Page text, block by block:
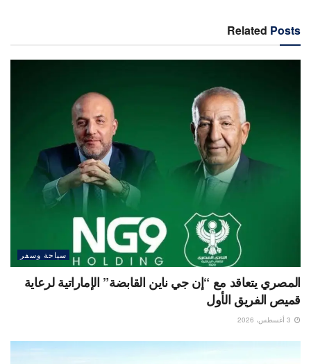
Related Posts
سياحة وسفر
المصري يتعاقد مع “إن جي ناين القابضة” الإماراتية لرعاية
قميص الفريق الأول